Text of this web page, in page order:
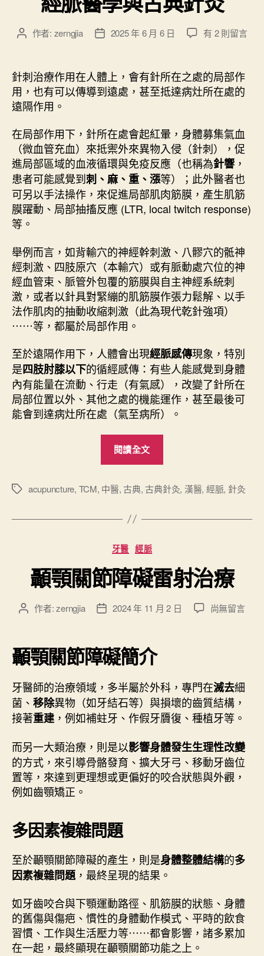
用
文
者
作者: zerngjia
文
佈
日
期
2025 年 6 月 6 日
在
脈
醫
學
典
針
灸
〉
中
有 2 則留言
針刺治療作用在人體上，會有針所在之處的局部作
用，也有可以傳導到遠處，甚至抵達病灶所在處的
遠隔作用。
在局部作用下，針所在處會起紅暈，身體募集氣血
（微血管充血）來抵禦外來異物入侵（針刺），促
進局部區域的血液循環與免疫反應（也稱為針響 ，
患者可能感覺到刺、麻、重、漲等）；此外醫者也
可另以手法操作，來促進局部肌肉筋膜，產生肌筋
膜躍動、局部抽搐反應 (LTR, local twitch response)
等。
舉例而言，如背輸穴的神經幹刺激、八髎穴的骶神
經刺激、四肢原穴（本輸穴）或有脈動處穴位的神
經血管束、脈管外包覆的筋膜與自主神經系統刺
激，或者以針具對緊繃的肌筋膜作張力鬆解、以手
法作肌肉的抽動收縮刺激（此為現代乾針強項）
⋯⋯等，都屬於局部作用。
至於遠隔作用下，人體會出現經脈感傳現象，特別
是四肢肘膝以下的循經感傳：有些人能感覺到身體
內有能量在流動、行走（有氣感），改變了針所在
局部位置以外、其他之處的機能運作，甚至最後可
能會到達病灶所在處（氣至病所）。
閱讀全文
醫
與
針
灸
”
標
acupuncture, TCM, 中醫,古典,古典針灸, 漢醫, 經脈, 針灸
分
類
牙醫 經脈
顳顎關節障礙雷射治療
文
者
作者:zerngjia
文
佈
日
2024 年 11 月 2 日
在
障
礙
雷
射
療
〉
中
尚無留言
顳顎關節障礙簡介
牙醫師的治療領域，多半屬於外科，專門在滅去細
菌、 移除異物（如牙結石等）與損壞的齒質結構，
接著重建，例如補蛀牙、作假牙贗復、種植牙等。
而另一大類治療，則是以影響身體發生生理性改變
的方式，來引導骨骼發育、擴大牙弓、移動牙齒位
置等，來達到更理想或更偏好的咬合狀態與外觀，
例如齒顎矯正。
多因素複雜問題
至於顳顎關節障礙的產生，則是身體整體結構的多
因素複雜問題 ，最終呈現的結果。
如牙齒咬合與下顎運動路徑、肌筋膜的狀態、身體
的舊傷與傷疤、慣性的身體動作模式、平時的飲食
習慣、工作與生活壓力等⋯⋯都會影響，諸多累加
在一起，最終顯現在顳顎關節功能之上。